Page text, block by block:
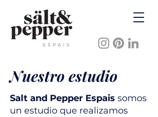
Nuestro estudio
Salt and Pepper Espais somos
un estudio que realizamos